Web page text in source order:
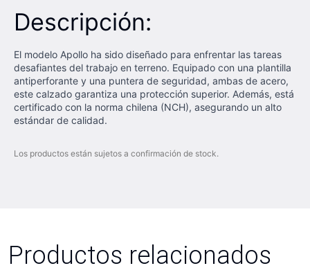
Descripción:
El modelo Apollo ha sido diseñado para enfrentar las tareas
desafiantes del trabajo en terreno. Equipado con una plantilla
antiperforante y una puntera de seguridad, ambas de acero,
este calzado garantiza una protección superior. Además, está
certificado con la norma chilena (NCH), asegurando un alto
estándar de calidad.
Los productos están sujetos a confirmación de stock.
Productos relacionados